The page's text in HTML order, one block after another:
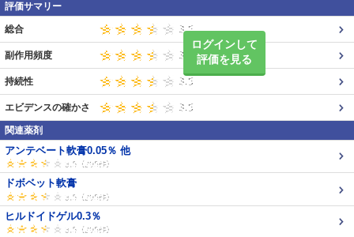
評価サマリー
ログインして
評価を見る
総合
副作用頻度
持続性
エビデンスの確かさ
関連薬剤
アンテベート軟膏0.05％ 他
ドボベット軟膏
ヒルドイドゲル0.3％